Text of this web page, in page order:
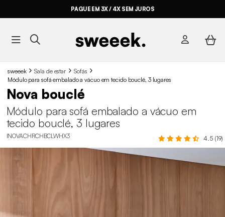
PAGUE EM 3X / 4X SEM JUROS
sweeek Sala de estar
Sofás
Módulo para sofá embalado a vácuo em tecido bouclé, 3 lugares
Nova bouclé
Módulo para sofá embalado a vácuo em
tecido bouclé, 3 lugares
INOVACHRCHBCLWHX3 4.5 (19)